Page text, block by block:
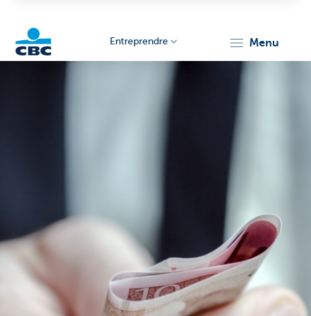
Entreprendre menu